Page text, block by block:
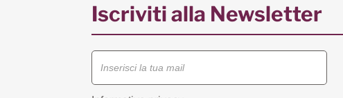
Iscriviti alla Newsletter